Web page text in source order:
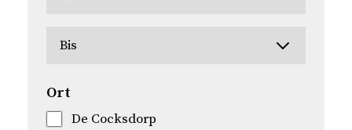
Ort
De Cocksdorp